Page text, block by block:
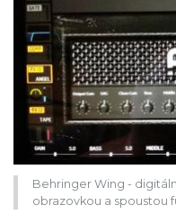
Behringer Wing -
obrazovkou a spoustou